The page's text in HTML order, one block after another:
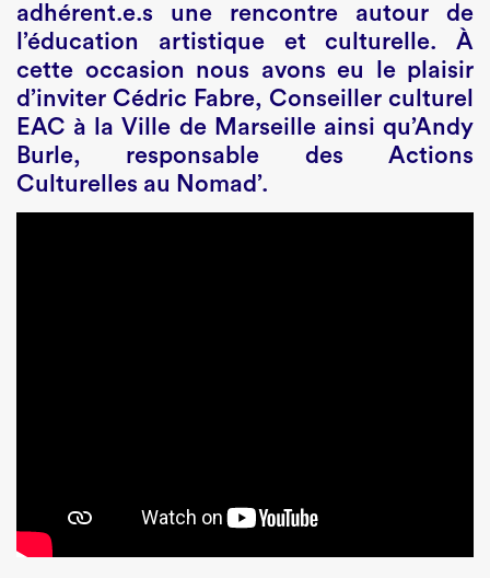
adhérent.e.s une rencontre autour de
l’éducation artistique et culturelle. À
cette occasion nous avons eu le plaisir
d’inviter Cédric Fabre, Conseiller culturel
EAC à la Ville de Marseille ainsi qu’Andy
Burle, responsable des Actions
Culturelles au Nomad’.